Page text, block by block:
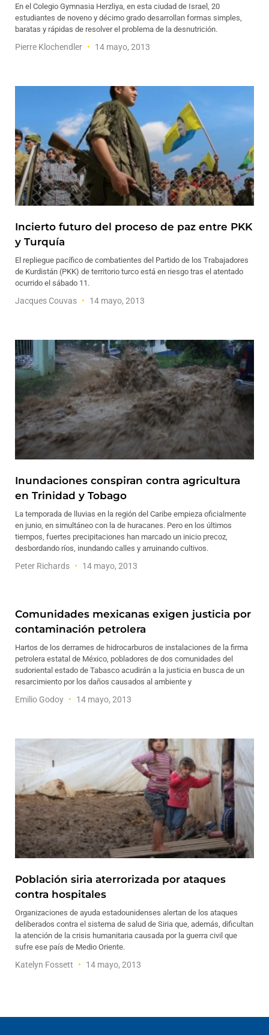
En el Colegio Gymnasia Herzliya, en esta ciudad de Israel, 20
estudiantes de noveno y décimo grado desarrollan formas simples,
baratas y rápidas de resolver el problema de la desnutrición.
Pierre Klochendler 14 mayo, 2013
Incierto futuro del proceso de paz entre PKK
y Turquía
El repliegue pacífico de combatientes del Partido de los Trabajadores
de Kurdistán (PKK) de territorio turco está en riesgo tras el atentado
ocurrido el sábado 11.
Jacques Couvas 14 mayo, 2013
Inundaciones conspiran contra agricultura
en Trinidad y Tobago
La temporada de lluvias en la región del Caribe empieza oficialmente
en junio, en simultáneo con la de huracanes. Pero en los últimos
tiempos, fuertes precipitaciones han marcado un inicio precoz,
desbordando ríos, inundando calles y arruinando cultivos.
Peter Richards 14 mayo, 2013
Comunidades mexicanas exigen justicia por
contaminación petrolera
Hartos de los derrames de hidrocarburos de instalaciones de la firma
petrolera estatal de México, pobladores de dos comunidades del
sudoriental estado de Tabasco acudirán a la justicia en busca de un
resarcimiento por los daños causados al ambiente y
Emilio Godoy 14 mayo, 2013
Población siria aterrorizada por ataques
contra hospitales
Organizaciones de ayuda estadounidenses alertan de los ataques
deliberados contra el sistema de salud de Siria que, además, dificultan
la atención de la crisis humanitaria causada por la guerra civil que
sufre ese país de Medio Oriente.
Katelyn Fossett 14 mayo, 2013